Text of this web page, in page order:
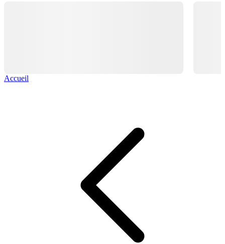
Accueil